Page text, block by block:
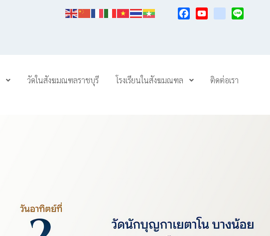
วัดในสังฆมณฑลราชบุรี โรงเรียนในสังฆมณฑล ติดต่อเรา